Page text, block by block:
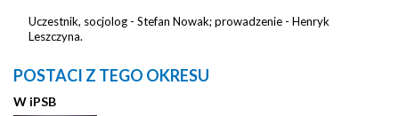
Uczestnik, socjolog - Stefan Nowak; prowadzenie - Henryk
Leszczyna.
POSTACI Z TEGO OKRESU
W iPSB